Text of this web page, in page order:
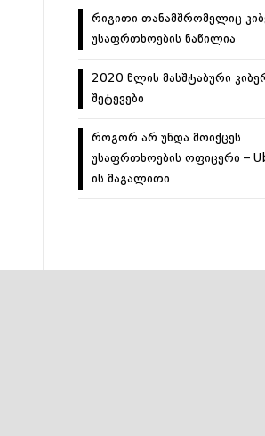
რიგითი თანამშრომელიც
უსაფრთხოების ნაწილია
2020 წლის მასშტაბური
შეტევები
როგორ არ უნდა მოიქცეს
უსაფრთხოების ოფიცერი –
ის მაგალითი